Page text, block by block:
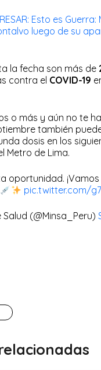
Esto es
luego de su
la fecha son más de
contra el COVID-19
o más y aún no te
también
dosis en los
Metro de Lima.
oportunidad.
pic.twitter.com/
Salud (@Minsa_Peru)